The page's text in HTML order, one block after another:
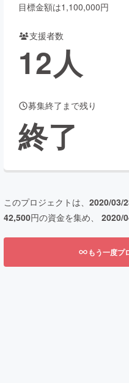
ー・ヘルスケア
目標金額は1,100,000円
支援者数
12人
募集終了まで残り
終了
このプロジェクトは、 2020/03/
42,500円の資金を集め、 2020/
もう一度プ